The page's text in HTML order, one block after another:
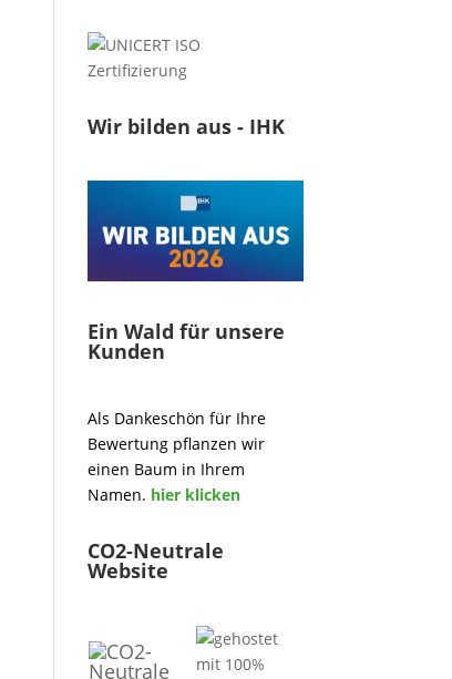
Wir bilden aus - IHK
Ein Wald für unsere
Kunden
Als Dankeschön für Ihre
Bewertung pflanzen wir
einen Baum in Ihrem
Namen. hier klicken
CO2-Neutrale
Website